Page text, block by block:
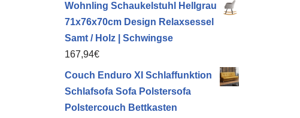
Wohnling Schaukelstuhl Hellgrau
71x76x70cm Design Relaxsessel
Samt / Holz | Schwingse
167,94€
Couch Enduro XI Schlaffunktion
Schlafsofa Sofa Polstersofa
Polstercouch Bettkasten